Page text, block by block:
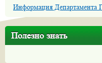
Информация
Полезно знать